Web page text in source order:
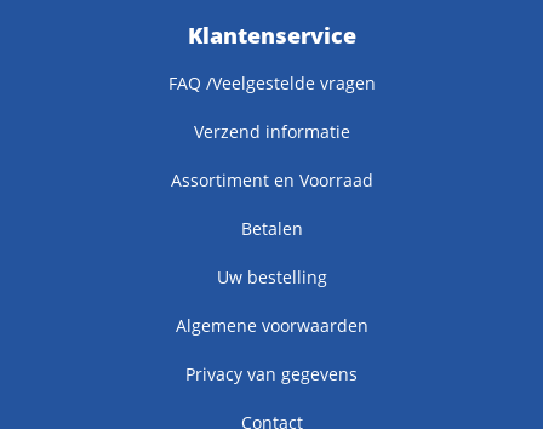
Klantenservice
FAQ /Veelgestelde vragen
Verzend informatie
Assortiment en Voorraad
Betalen
Uw bestelling
Algemene voorwaarden
Privacy van gegevens
Contact